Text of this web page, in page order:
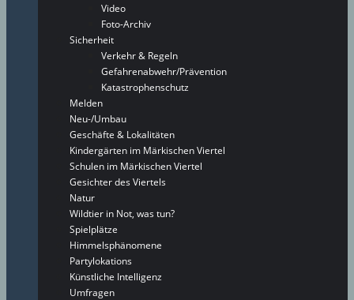
Video
Foto-Archiv
Sicherheit
Verkehr & Regeln
Gefahrenabwehr/Prävention
Katastrophenschutz
Melden
Neu-/Umbau
Geschäfte & Lokalitäten
Kindergärten im Märkischen Viertel
Schulen im Märkischen Viertel
Gesichter des Viertels
Natur
Wildtier in Not, was tun?
Spielplätze
Himmelsphänomene
Partylokations
Künstliche Intelligenz
Umfragen